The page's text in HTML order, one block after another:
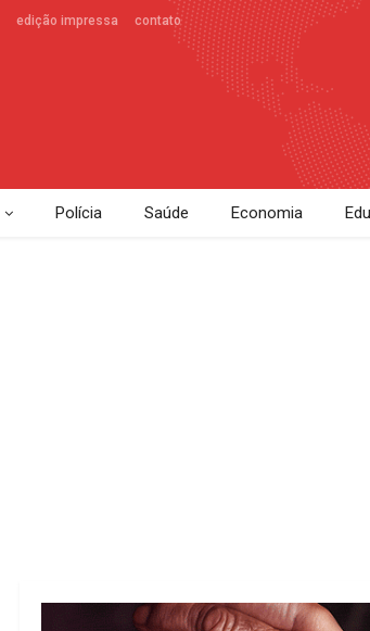
edição impressa contato
Polícia Saúde Economia